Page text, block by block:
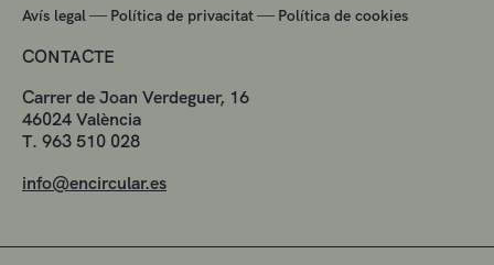
Avís legal — Política de privacitat— Política de cookies
CONTACTE
Carrer de Joan Verdeguer, 16
46024 València
T. 963 510 028
info@encircular.es